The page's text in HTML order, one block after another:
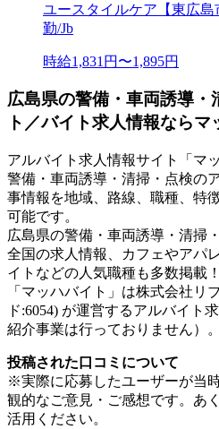
ユースタイルケア【東広島
勤/Jb
時給1,831円〜1,895円
広島県の警備・車両誘導・
ト／バイト求人情報ならマ
アルバイト求人情報サイト「マ
警備・車両誘導・清掃・点検の
事情報を地域、路線、職種、特
可能です。
広島県の警備・車両誘導・清掃
全国の求人情報、カフェやアパ
イトなどの人気職種も多数掲載！
「マッハバイト」は株式会社リ
ド:6054) が運営するアルバイト
紹介事業は行っておりません）。
投稿された口コミについて
※実際に応募したユーザーが当
観的なご意見・ご感想です。あ
活用ください。